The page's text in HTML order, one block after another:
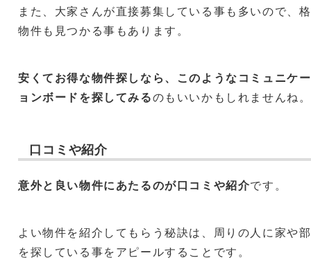
また、大家さんが直接募集している事も多いので、
物件も見つかる事もあります。
安くてお得な物件探しなら、このようなコミュニケ
ョンボードを探してみるのもいいかもしれませんね。
口コミや紹介
意外と良い物件にあたるのが口コミや紹介です。
よい物件を紹介してもらう秘訣は、周りの人に家や
を探している事をアピールすることです。